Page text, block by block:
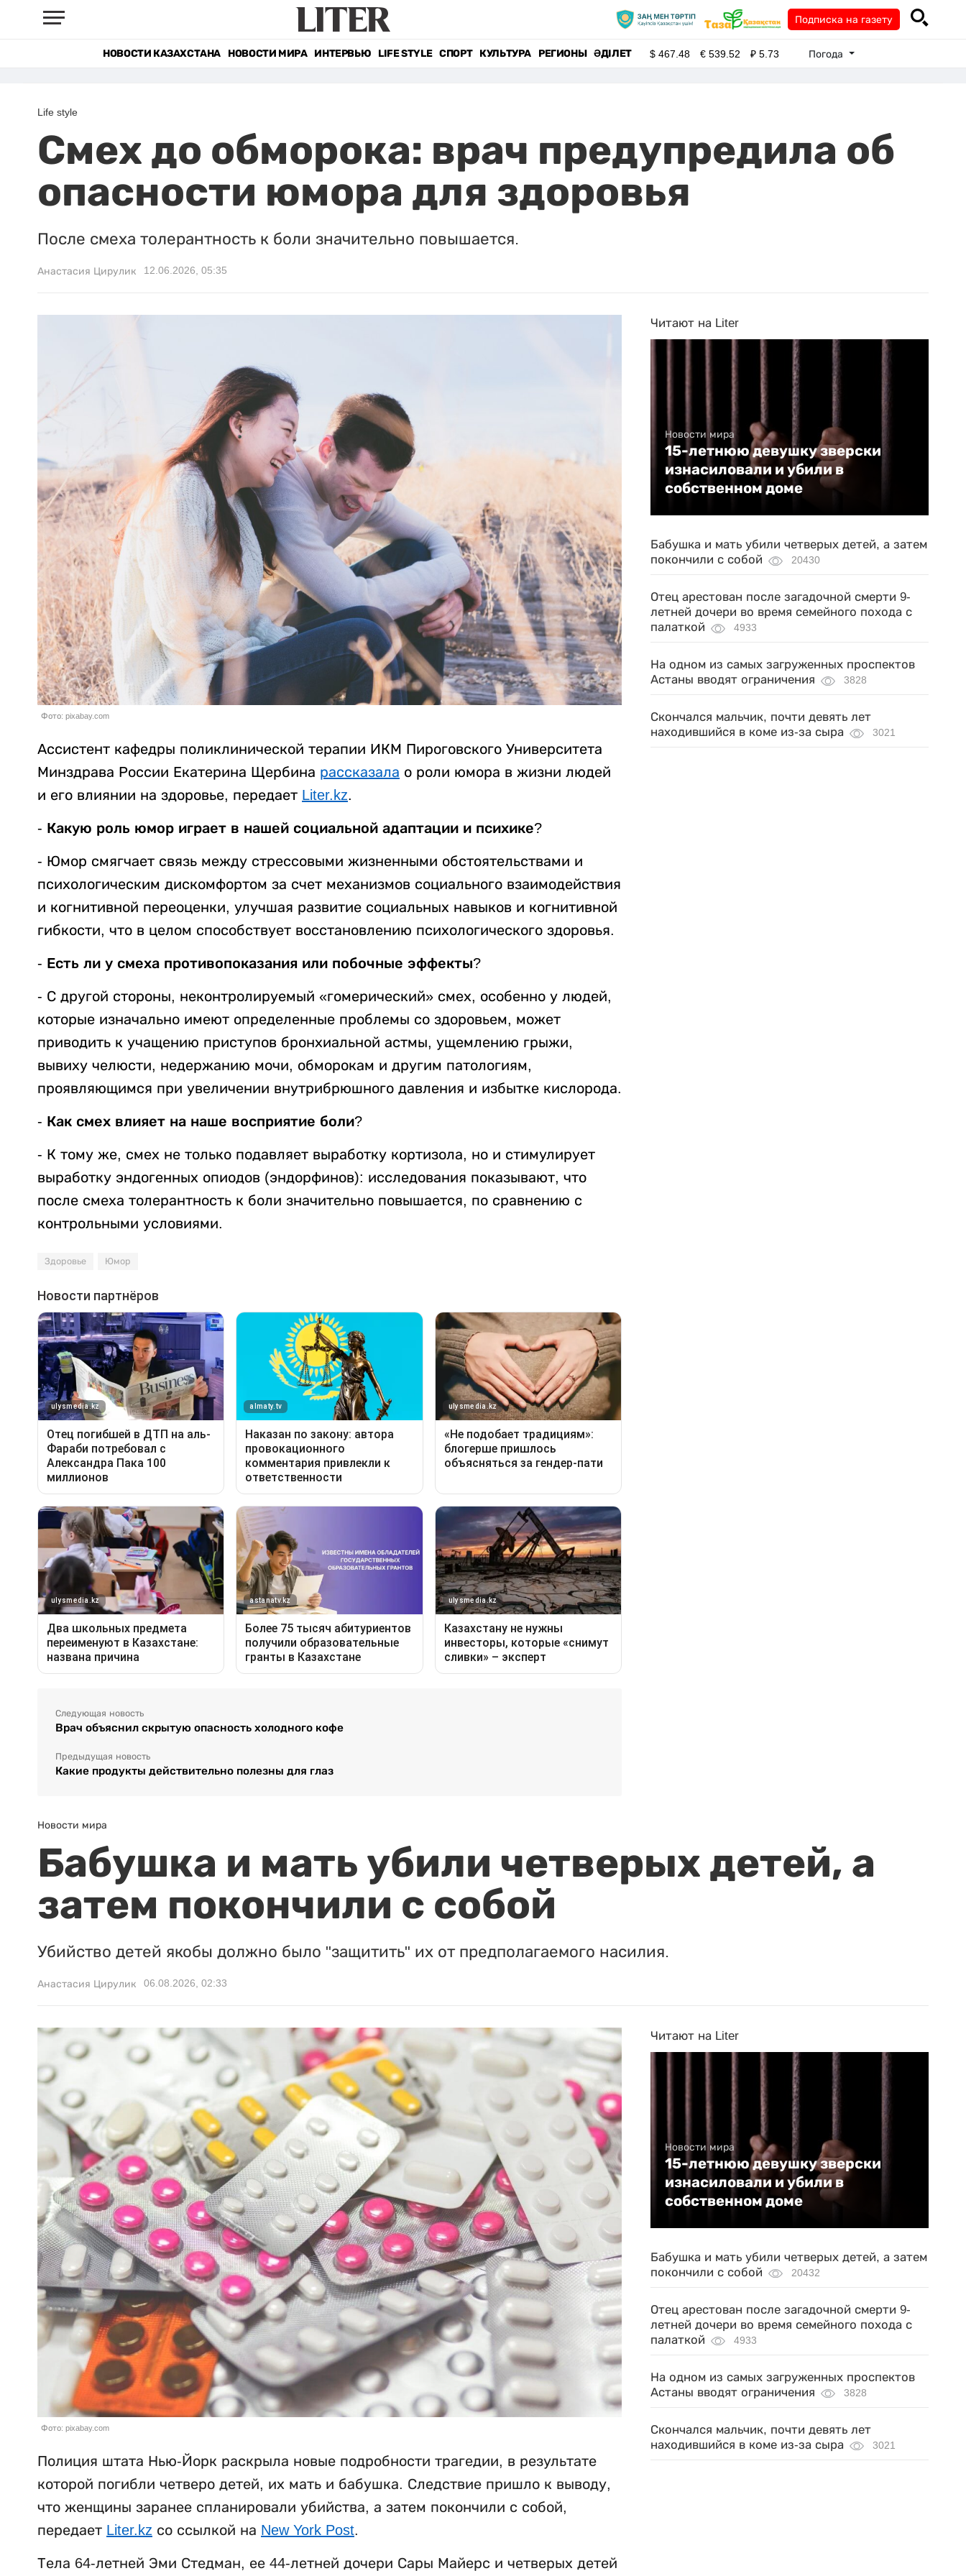
Подписка на газету
НОВОСТИ КАЗАХСТАНА НОВОСТИ МИРА ИНТЕРВЬЮ LIFE STYLE СПОРТ КУЛЬТУРА РЕГИОНЫ ӘДІЛЕТ $467.48 €539.52 ₽5.73 Погода
Life style
Смех до обморока: врач предупредила об
опасности юмора для здоровья
После смеха толерантность к боли значительно повышается.
Анастасия Цирулик 12.06.2026, 05:35
Фото: pixabay.com
Ассистент кафедры поликлинической терапии ИКМ Пироговского Университета
Минздрава России Екатерина Щербина рассказала о роли юмора в жизни людей
и его влиянии на здоровье, передает Liter.kz.
- Какую роль юмор играет в нашей социальной адаптации и психике?
- Юмор смягчает связь между стрессовыми жизненными обстоятельствами и
психологическим дискомфортом за счет механизмов социального взаимодействия
и когнитивной переоценки, улучшая развитие социальных навыков и когнитивной
гибкости, что в целом способствует восстановлению психологического здоровья.
- Есть ли у смеха противопоказания или побочные эффекты?
- С другой стороны, неконтролируемый «гомерический» смех, особенно у людей,
которые изначально имеют определенные проблемы со здоровьем, может
приводить к учащению приступов бронхиальной астмы, ущемлению грыжи,
вывиху челюсти, недержанию мочи, обморокам и другим патологиям,
проявляющимся при увеличении внутрибрюшного давления и избытке кислорода.
- Как смех влияет на наше восприятие боли?
- К тому же, смех не только подавляет выработку кортизола, но и стимулирует
выработку эндогенных опиодов (эндорфинов): исследования показывают, что
после смеха толерантность к боли значительно повышается, по сравнению с
контрольными условиями.
Здоровье Юмор
Следующая новость
Врач объяснил скрытую опасность холодного кофе
Предыдущая новость
Какие продукты действительно полезны для глаз
Читают на Liter
Новости мира
15-летнюю девушку зверски
изнасиловали и убили в
собственном доме
Бабушка и мать убили четверых детей, а затем
покончили с собой
20430
Отец арестован после загадочной смерти 9-
летней дочери во время семейного похода с
палаткой
4933
На одном из самых загруженных проспектов
Астаны вводят ограничения
3828
Скончался мальчик, почти девять лет
находившийся в коме из-за сыра
3021
Новости мира
Бабушка и мать убили четверых детей, а
затем покончили с собой
Убийство детей якобы должно было "защитить" их от предполагаемого насилия.
Анастасия Цирулик 06.08.2026, 02:33
Фото: pixabay.com
Полиция штата Нью-Йорк раскрыла новые подробности трагедии, в результате
которой погибли четверо детей, их мать и бабушка. Следствие пришло к выводу,
что женщины заранее спланировали убийства, а затем покончили с собой,
передает Liter.kz со ссылкой на New York Post.
Тела 64-летней Эми Стедман, ее 44-летней дочери Сары Майерс и четверых детей
Читают на Liter
Новости мира
15-летнюю девушку зверски
изнасиловали и убили в
собственном доме
Бабушка и мать убили четверых детей, а затем
покончили с собой
20432
Отец арестован после загадочной смерти 9-
летней дочери во время семейного похода с
палаткой
4933
На одном из самых загруженных проспектов
Астаны вводят ограничения
3828
Скончался мальчик, почти девять лет
находившийся в коме из-за сыра
3021